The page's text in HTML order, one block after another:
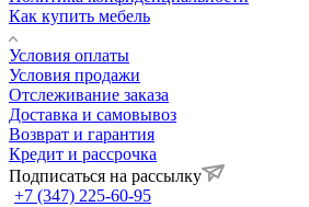
Как купить мебель
Условия оплаты
Условия продажи
Отслеживание заказа
Доставка и самовывоз
Возврат и гарантия
Кредит и рассрочка
Подписаться на рассылку
+7 (347) 225-60-95